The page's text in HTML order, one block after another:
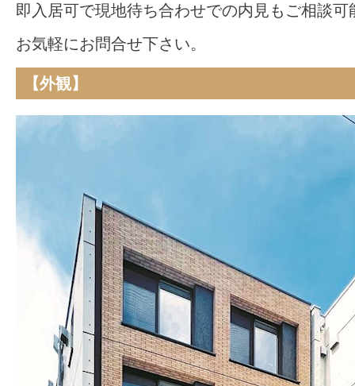
即入居可で現地待ち合わせでの内見もご相談可
お気軽にお問合せ下さい。
【外観】